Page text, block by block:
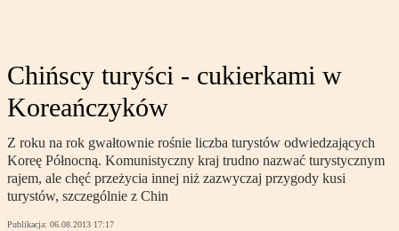
Chińscy turyści - cukierkami w
Koreańczyków
Z roku na rok gwałtownie rośnie liczba turystów odwiedzających
Koreę Północną. Komunistyczny kraj trudno nazwać turystycznym
rajem, ale chęć przeżycia innej niż zazwyczaj przygody kusi
turystów, szczególnie z Chin
Publikacja: 06.08.2013 17:17